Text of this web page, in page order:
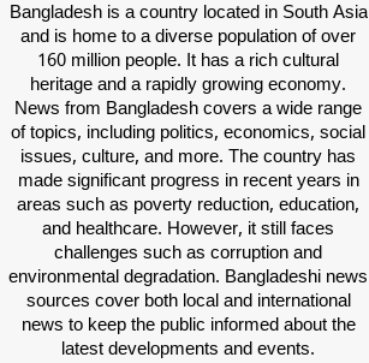
Bangladesh is a country located in South Asia
and is home to a diverse population of over
160 million people. It has a rich cultural
heritage and a rapidly growing economy.
News from Bangladesh covers a wide range
of topics, including politics, economics, social
issues, culture, and more. The country has
made significant progress in recent years in
areas such as poverty reduction, education,
and healthcare. However, it still faces
challenges such as corruption and
environmental degradation. Bangladeshi news
sources cover both local and international
news to keep the public informed about the
latest developments and events.